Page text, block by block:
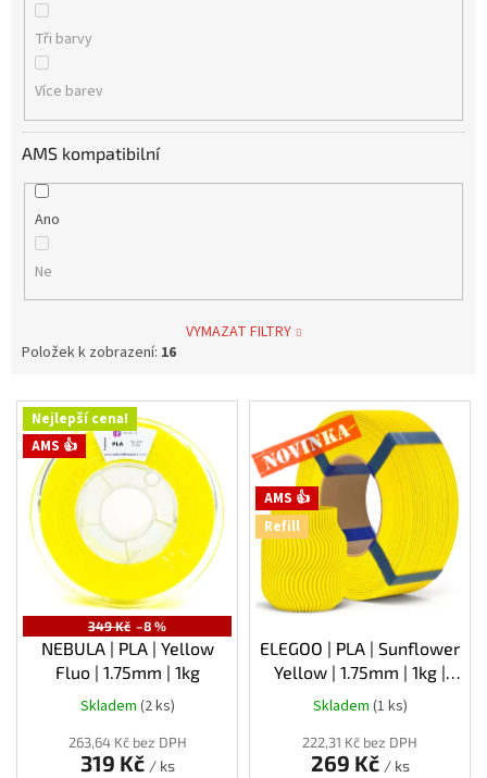
Tři barvy
Více barev
AMS kompatibilní
Ano
Ne
VYMAZAT FILTRY
Položek k zobrazení: 16
V Nejlepší cena!
AMS 👍
349 Kč –8 %
NEBULA | PLA | Yellow
Fluo | 1.75mm | 1kg
Skladem (2 ks)
263,64 Kč bez DPH
319 Kč / ks
Novinka
AMS 👍
Refill
ELEGOO | PLA | Sunflower
Yellow | 1.75mm | 1kg |
Refill
Skladem (1 ks)
222,31 Kč bez DPH
269 Kč / ks